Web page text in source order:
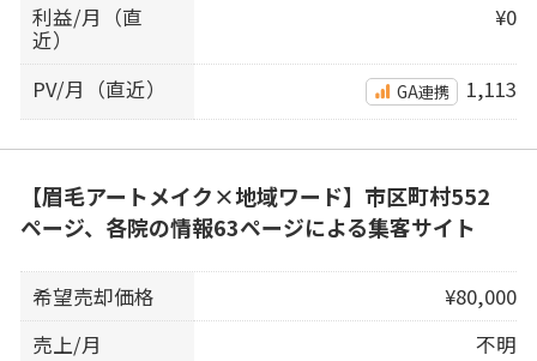
利益/月（直
近）
¥0
PV/月（直近） GA連携 1,113
【眉毛アートメイク×地域ワード】市区町村552
ページ、各院の情報63ページによる集客サイト
希望売却価格
¥80,000
売上/月
不明